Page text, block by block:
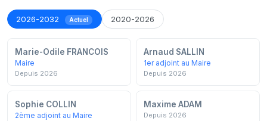
2026-2032 Actuel 2020-2026
Marie-Odile FRANCOIS
Maire
Depuis 2026
Arnaud SALLIN
1er adjoint au Maire
Depuis 2026
Sophie COLLIN
2ème adjoint au Maire
Maxime ADAM
Depuis 2026